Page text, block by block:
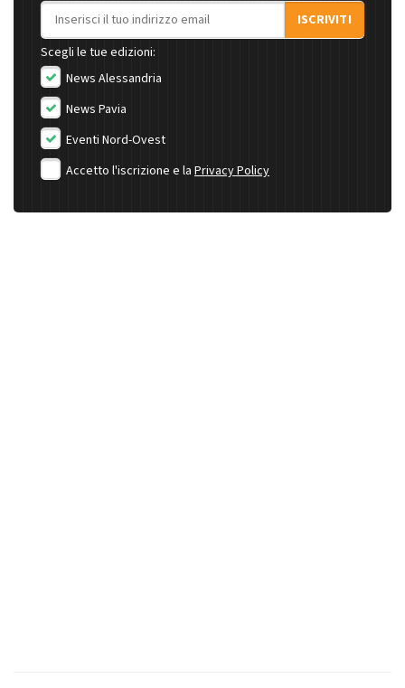
Indirizzo email
ISCRIVITI
Scegli le tue edizioni:
News Alessandria
News Pavia
Eventi Nord-Ovest
Accetto l'iscrizione e la Privacy Policy